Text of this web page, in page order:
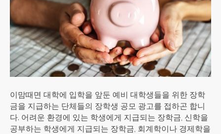
이맘때면 대학에 입학을 앞둔 예비 대학생들을 위한 장학
금을 지급하는 단체들의 장학생 공모 광고를 접하곤 합니
다. 어려운 환경에 있는 학생에게 지급되는 장학금, 신학을
공부하는 학생에게 지급되는 장학금, 회계학이나 경제학을